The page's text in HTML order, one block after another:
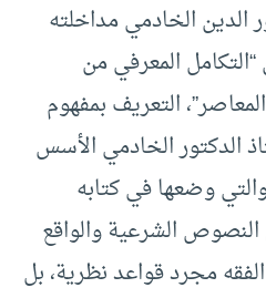
الدين الخادمي مداخلته
المعرفي من
التعريف بمفهوم
الدكتور الخادمي الأسس
وضعها في كتابه
النصوص الشرعية والواقع
مجرد قواعد نظرية، بل